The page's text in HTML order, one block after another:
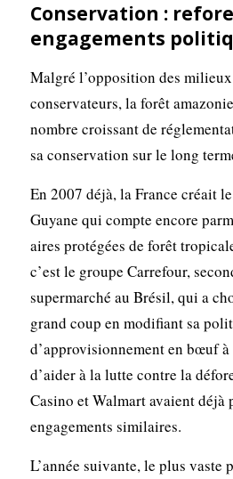
Conservation :
engagements
Malgré l’opposition des
conservateurs, la forêt
nombre croissant de
sa conservation sur le long
En 2007 déjà, la France créait
Guyane qui compte encore
aires protégées de forêt
c’est le groupe Carrefour,
supermarché au Brésil, qui a
grand coup en modifiant sa
d’approvisionnement en bœuf à
d’aider à la lutte contre la
Casino et Walmart avaient déjà
engagements similaires.
L’année suivante, le plus vaste